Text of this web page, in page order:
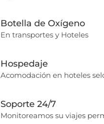
Botella de Oxígeno
En transportes y Hoteles
Hospedaje
Acomodación en hoteles
Soporte 24/7
Monitoreamos su viajes